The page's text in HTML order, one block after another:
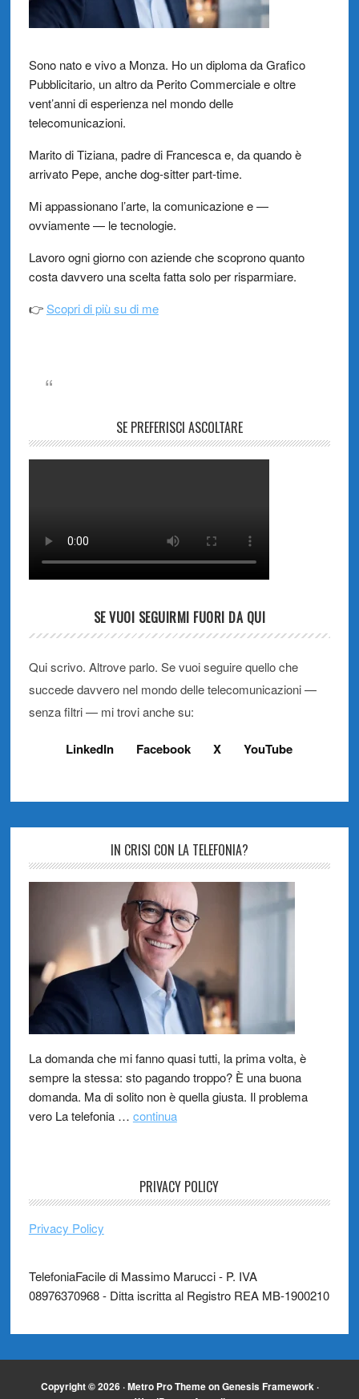
Sono nato e vivo a Monza. Ho un diploma da Grafico
Pubblicitario, un altro da Perito Commerciale e oltre
vent’anni di esperienza nel mondo delle
telecomunicazioni.
Marito di Tiziana, padre di Francesca e, da quando è
arrivato Pepe, anche dog-sitter part-time.
Mi appassionano l’arte, la comunicazione e —
ovviamente — le tecnologie.
Lavoro ogni giorno con aziende che scoprono quanto
costa davvero una scelta fatta solo per risparmiare.
👉Scopri di più su di me
SE PREFERISCI ASCOLTARE
SE VUOI SEGUIRMI FUORI DA QUI
Qui scrivo. Altrove parlo. Se vuoi seguire quello che
succede davvero nel mondo delle telecomunicazioni —
senza filtri — mi trovi anche su:
LinkedIn Facebook X YouTube
IN CRISI CON LA TELEFONIA?
La domanda che mi fanno quasi tutti, la prima volta, è
sempre la stessa: sto pagando troppo? È una buona
domanda. Ma di solito non è quella giusta. Il problema
vero La telefonia … continua
PRIVACY POLICY
Privacy Policy
TelefoniaFacile di Massimo Marucci - P. IVA
08976370968 - Ditta iscritta al Registro REA MB-1900210
Copyright © 2026 ·Metro Pro ThemeonGenesis Framework·